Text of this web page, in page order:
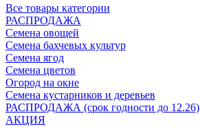
Все товары категории
РАСПРОДАЖА
Семена овощей
Семена бахчевых культур
Семена ягод
Семена цветов
Огород на окне
Семена кустарников и деревьев
РАСПРОДАЖА (срок годности до 12.26)
АКЦИЯ